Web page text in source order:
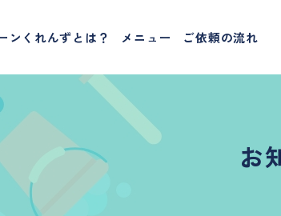
ンくれんずとは？ メニュー ご依頼の流れ
お